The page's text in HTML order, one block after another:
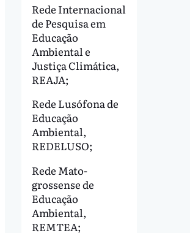
Rede Internacional
de Pesquisa em
Educação
Ambiental e
Justiça Climática,
REAJA;
Rede Lusófona de
Educação
Ambiental,
REDELUSO;
Rede Mato-
grossense de
Educação
Ambiental,
REMTEA;